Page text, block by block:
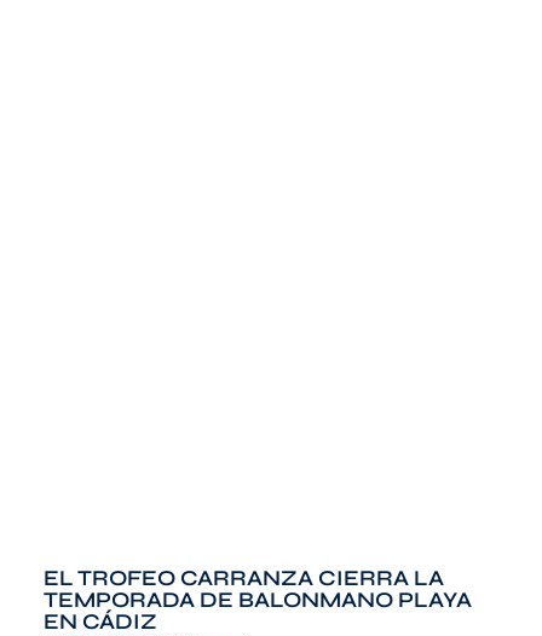
EL TROFEO CARRANZA CIERRA LA
TEMPORADA DE BALONMANO PLAYA
EN CÁDIZ